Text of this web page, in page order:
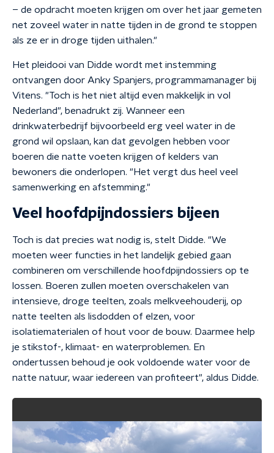
– de opdracht moeten krijgen om over het jaar gemeten
net zoveel water in natte tijden in de grond te stoppen
als ze er in droge tijden uithalen."
Het pleidooi van Didde wordt met instemming
ontvangen door Anky Spanjers, programmamanager bij
Vitens. "Toch is het niet altijd even makkelijk in vol
Nederland", benadrukt zij. Wanneer een
drinkwaterbedrijf bijvoorbeeld erg veel water in de
grond wil opslaan, kan dat gevolgen hebben voor
boeren die natte voeten krijgen of kelders van
bewoners die onderlopen. "Het vergt dus heel veel
samenwerking en afstemming."
Veel hoofdpijndossiers bijeen
Toch is dat precies wat nodig is, stelt Didde. "We
moeten weer functies in het landelijk gebied gaan
combineren om verschillende hoofdpijndossiers op te
lossen. Boeren zullen moeten overschakelen van
intensieve, droge teelten, zoals melkveehouderij, op
natte teelten als lisdodden of elzen, voor
isolatiematerialen of hout voor de bouw. Daarmee help
je stikstof-, klimaat- en waterproblemen. En
ondertussen behoud je ook voldoende water voor de
natte natuur, waar iedereen van profiteert", aldus Didde.